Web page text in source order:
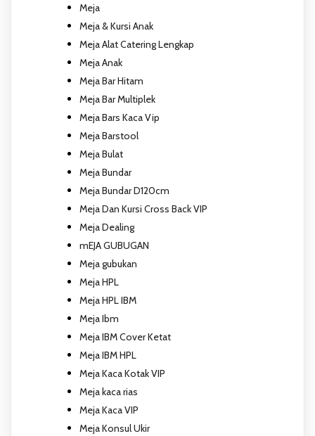
Meja
Meja & Kursi Anak
Meja Alat Catering Lengkap
Meja Anak
Meja Bar Hitam
Meja Bar Multiplek
Meja Bars Kaca Vip
Meja Barstool
Meja Bulat
Meja Bundar
Meja Bundar D120cm
Meja Dan Kursi Cross Back VIP
Meja Dealing
mEJA GUBUGAN
Meja gubukan
Meja HPL
Meja HPL IBM
Meja Ibm
Meja IBM Cover Ketat
Meja IBM HPL
Meja Kaca Kotak VIP
Meja kaca rias
Meja Kaca VIP
Meja Konsul Ukir